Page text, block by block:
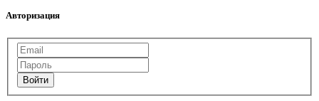
Авторизация